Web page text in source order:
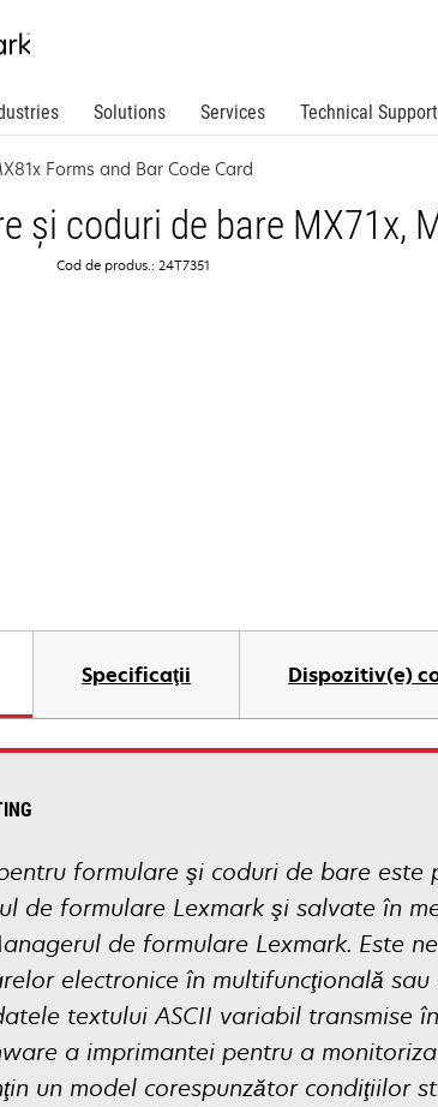
Solutions Services Technical Support
Forms and Bar Code Card
şi coduri de bare MX71x,
Cod de produs.: 24T7351
Specificaţii Dispozitiv(e)
formulare şi coduri de bare
de formulare Lexmark şi salvate în
de formulare Lexmark. Este
electronice în multifuncţională
textului ASCII variabil transmise
a imprimantei pentru a monitoriza
un model corespunzător condiţiilor